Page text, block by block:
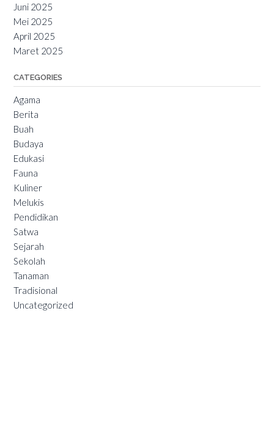
Juni 2025
Mei 2025
April 2025
Maret 2025
CATEGORIES
Agama
Berita
Buah
Budaya
Edukasi
Fauna
Kuliner
Melukis
Pendidikan
Satwa
Sejarah
Sekolah
Tanaman
Tradisional
Uncategorized